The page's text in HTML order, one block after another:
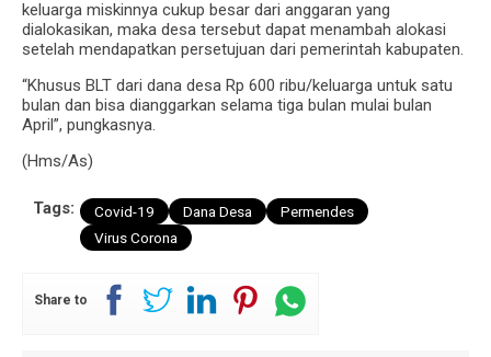
keluarga miskinnya cukup besar dari anggaran yang
dialokasikan, maka desa tersebut dapat menambah alokasi
setelah mendapatkan persetujuan dari pemerintah kabupaten.
“Khusus BLT dari dana desa Rp 600 ribu/keluarga untuk satu
bulan dan bisa dianggarkan selama tiga bulan mulai bulan
April”, pungkasnya.
(Hms/As)
Tags: Covid-19 Dana Desa
Permendes
Virus Corona
Share to